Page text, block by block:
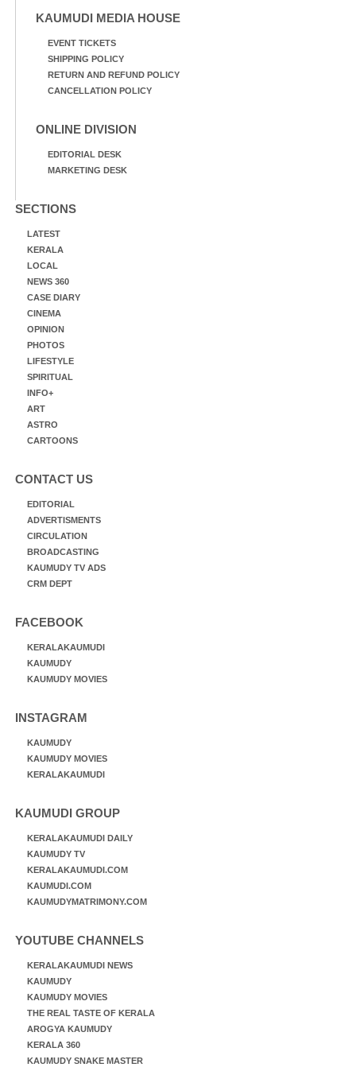
KAUMUDI MEDIA HOUSE
EVENT TICKETS
SHIPPING POLICY
RETURN AND REFUND POLICY
CANCELLATION POLICY
ONLINE DIVISION
EDITORIAL DESK
MARKETING DESK
SECTIONS
LATEST
KERALA
LOCAL
NEWS 360
CASE DIARY
CINEMA
OPINION
PHOTOS
LIFESTYLE
SPIRITUAL
INFO+
ART
ASTRO
CARTOONS
CONTACT US
EDITORIAL
ADVERTISMENTS
CIRCULATION
BROADCASTING
KAUMUDY TV ADS
CRM DEPT
FACEBOOK
KERALAKAUMUDI
KAUMUDY
KAUMUDY MOVIES
INSTAGRAM
KAUMUDY
KAUMUDY MOVIES
KERALAKAUMUDI
KAUMUDI GROUP
KERALAKAUMUDI DAILY
KAUMUDY TV
KERALAKAUMUDI.COM
KAUMUDI.COM
KAUMUDYMATRIMONY.COM
YOUTUBE CHANNELS
KERALAKAUMUDI NEWS
KAUMUDY
KAUMUDY MOVIES
THE REAL TASTE OF KERALA
AROGYA KAUMUDY
KERALA 360
KAUMUDY SNAKE MASTER